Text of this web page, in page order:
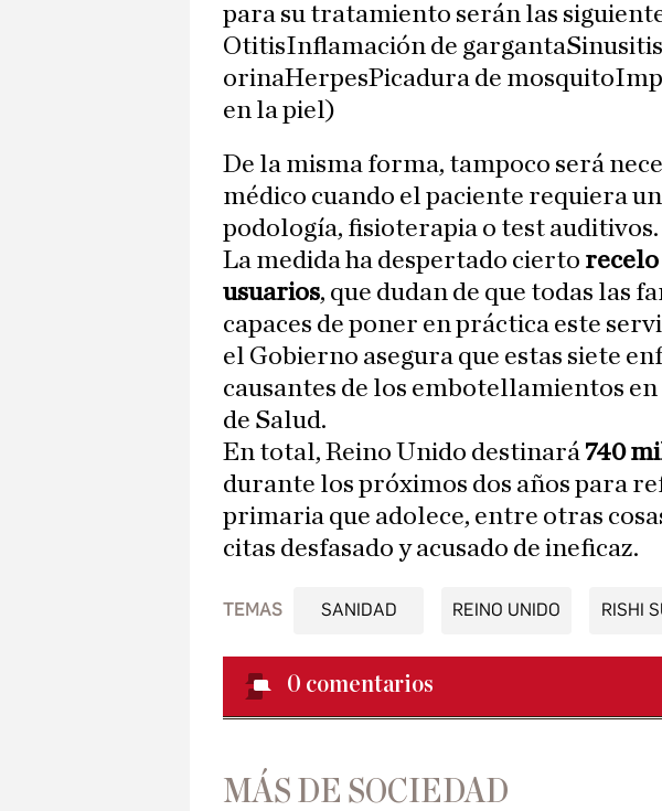
para su tratamiento serán las
OtitisInflamación de
orinaHerpesPicadura de
en la piel)
De la misma forma, tampoco será
médico cuando el paciente requiera
podología, fisioterapia o test auditivos.
La medida ha despertado cierto
usuarios, que dudan de que todas las
capaces de poner en práctica este
el Gobierno asegura que estas siete
causantes de los embotellamientos
de Salud.
En total, Reino Unido destinará 740
durante los próximos dos años para
primaria que adolece, entre otras
citas desfasado y acusado de ineficaz.
TEMAS SANIDAD REINO UNIDO RISHI
0 comentarios
MÁS DE SOCIEDAD